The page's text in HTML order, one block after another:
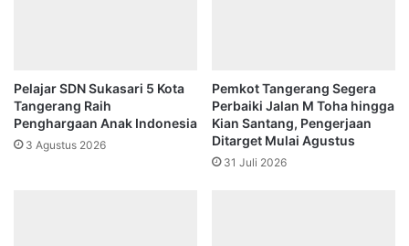
Pelajar SDN Sukasari 5 Kota
Tangerang Raih
Penghargaan Anak Indonesia
3 Agustus 2026
Pemkot Tangerang Segera
Perbaiki Jalan M Toha hingga
Kian Santang, Pengerjaan
Ditarget Mulai Agustus
31 Juli 2026